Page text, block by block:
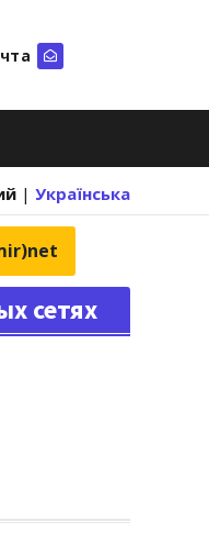
| Українська
сетях